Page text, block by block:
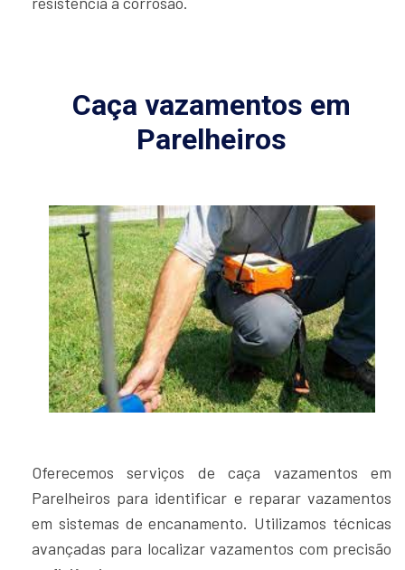
Caça vazamentos em
Parelheiros
Oferecemos serviços de caça vazamentos em
Parelheiros para identificar e reparar vazamentos
em sistemas de encanamento. Utilizamos técnicas
avançadas para localizar vazamentos com precisão